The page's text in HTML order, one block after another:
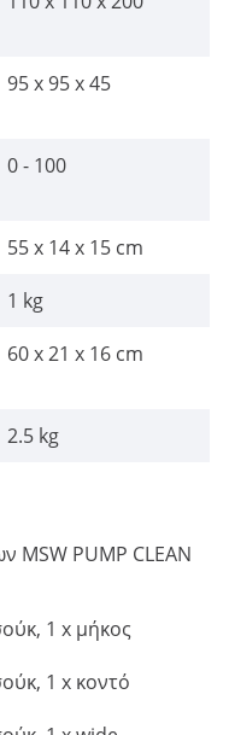
95 x 95 x 45
0 - 100
55 x 14 x 15 cm
1 kg
60 x 21 x 16 cm
2.5 kg
MSW PUMP CLEAN
1 x μήκος
1 x κοντό